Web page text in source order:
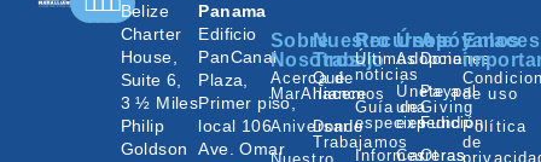
Belize
Charter
House,
Suite 6,
3 ½ Miles
Philip
Goldson
Panama
Edificio
PanCanal
Plaza,
Primer piso,
local 106
Ave. Omar
Sobre
Nosotros
Acerca de
MarAlliance
Aniversario
Nuestro
Trabajo
Qué
hacemos
Donde
Trabajamos
Recursos
Últimas
noticias
Guía de
especies
Informes
Únete
Adopciones
Únete a
una
expedición
Carreras
Apóyanos
Donar
Paypal
Giving
Fund
Otras
Enlaces
de uso
Política
de